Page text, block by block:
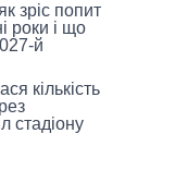
зріс попит
роки і що
й
кількість
стадіону